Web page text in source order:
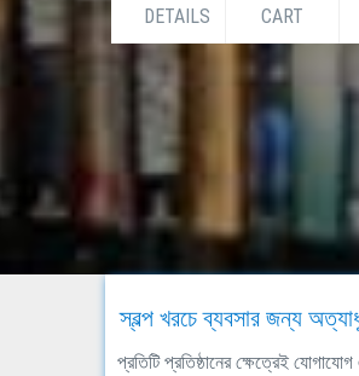
DETAILS CART
স্বল্প খরচে ব্যবসার জন্য
প্রতিটি প্রতিষ্ঠানের ক্ষেত্রেই